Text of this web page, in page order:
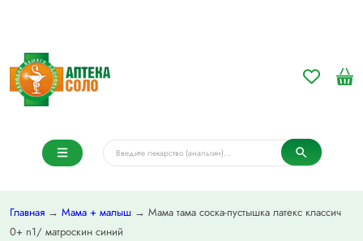
Главная → Мама + малыш → Мама тама соска-пустышка латекс классич
0+ n1/ матроскин синий